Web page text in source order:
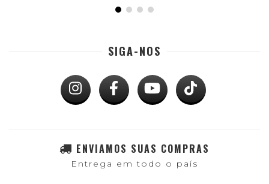
SIGA-NOS
ENVIAMOS SUAS COMPRAS
Entrega em todo o país